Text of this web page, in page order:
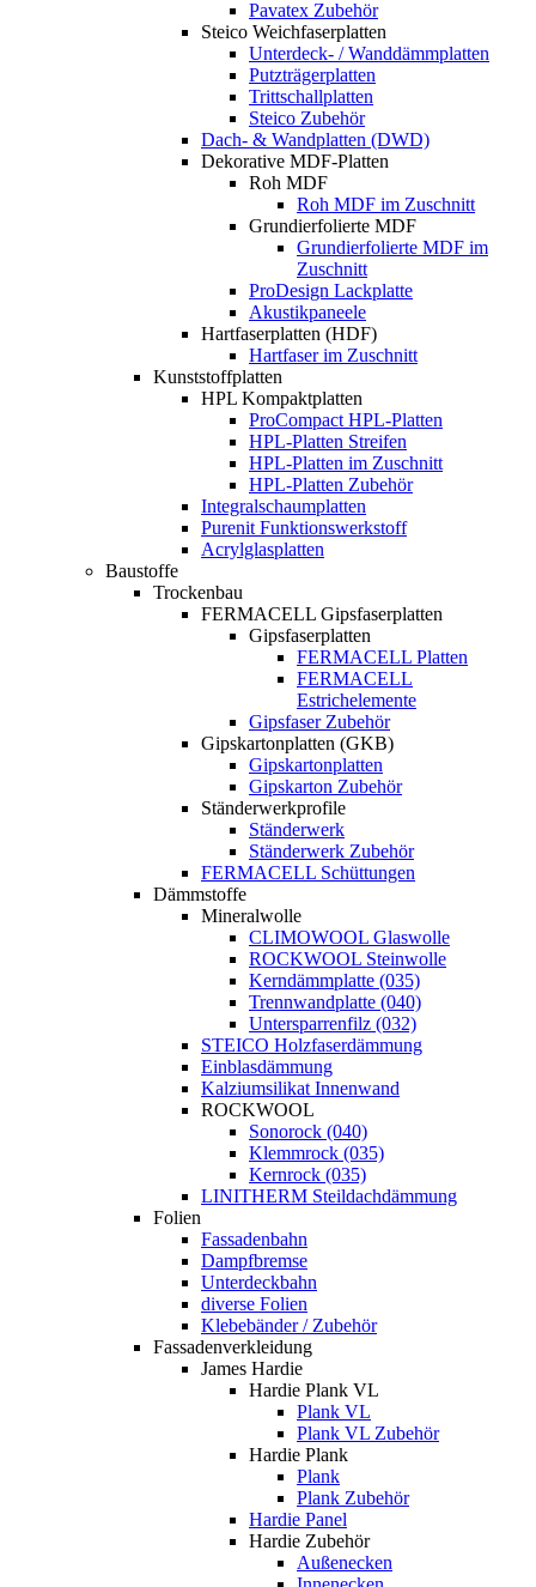
Pavatex Zubehör
Steico Weichfaserplatten
Unterdeck- / Wanddämmplatten
Putzträgerplatten
Trittschallplatten
Steico Zubehör
Dach- & Wandplatten (DWD)
Dekorative MDF-Platten
Roh MDF
Roh MDF im Zuschnitt
Grundierfolierte MDF
Grundierfolierte MDF im
Zuschnitt
ProDesign Lackplatte
Akustikpaneele
Hartfaserplatten (HDF)
Hartfaser im Zuschnitt
Kunststoffplatten
HPL Kompaktplatten
ProCompact HPL-Platten
HPL-Platten Streifen
HPL-Platten im Zuschnitt
HPL-Platten Zubehör
Integralschaumplatten
Purenit Funktionswerkstoff
Acrylglasplatten
Baustoffe
Trockenbau
FERMACELL Gipsfaserplatten
Gipsfaserplatten
FERMACELL Platten
FERMACELL
Estrichelemente
Gipsfaser Zubehör
Gipskartonplatten (GKB)
Gipskartonplatten
Gipskarton Zubehör
Ständerwerkprofile
Ständerwerk
Ständerwerk Zubehör
FERMACELL Schüttungen
Dämmstoffe
Mineralwolle
CLIMOWOOL Glaswolle
ROCKWOOL Steinwolle
Kerndämmplatte (035)
Trennwandplatte (040)
Untersparrenfilz (032)
STEICO Holzfaserdämmung
Einblasdämmung
Kalziumsilikat Innenwand
ROCKWOOL
Sonorock (040)
Klemmrock (035)
Kernrock (035)
LINITHERM Steildachdämmung
Folien
Fassadenbahn
Dampfbremse
Unterdeckbahn
diverse Folien
Klebebänder / Zubehör
Fassadenverkleidung
James Hardie
Hardie Plank VL
Plank VL
Plank VL Zubehör
Hardie Plank
Plank
Plank Zubehör
Hardie Panel
Hardie Zubehör
Außenecken